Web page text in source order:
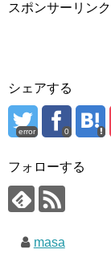
スポンサーリンク
シェアする
error 0
フォローする
masa